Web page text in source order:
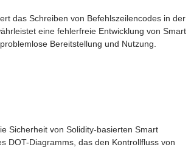
das Schreiben von Befehlszeilencodes in der
eine fehlerfreie Entwicklung von Smart
Bereitstellung und Nutzung.
Sicherheit von Solidity-basierten Smart
DOT-Diagramms, das den Kontrollfluss von